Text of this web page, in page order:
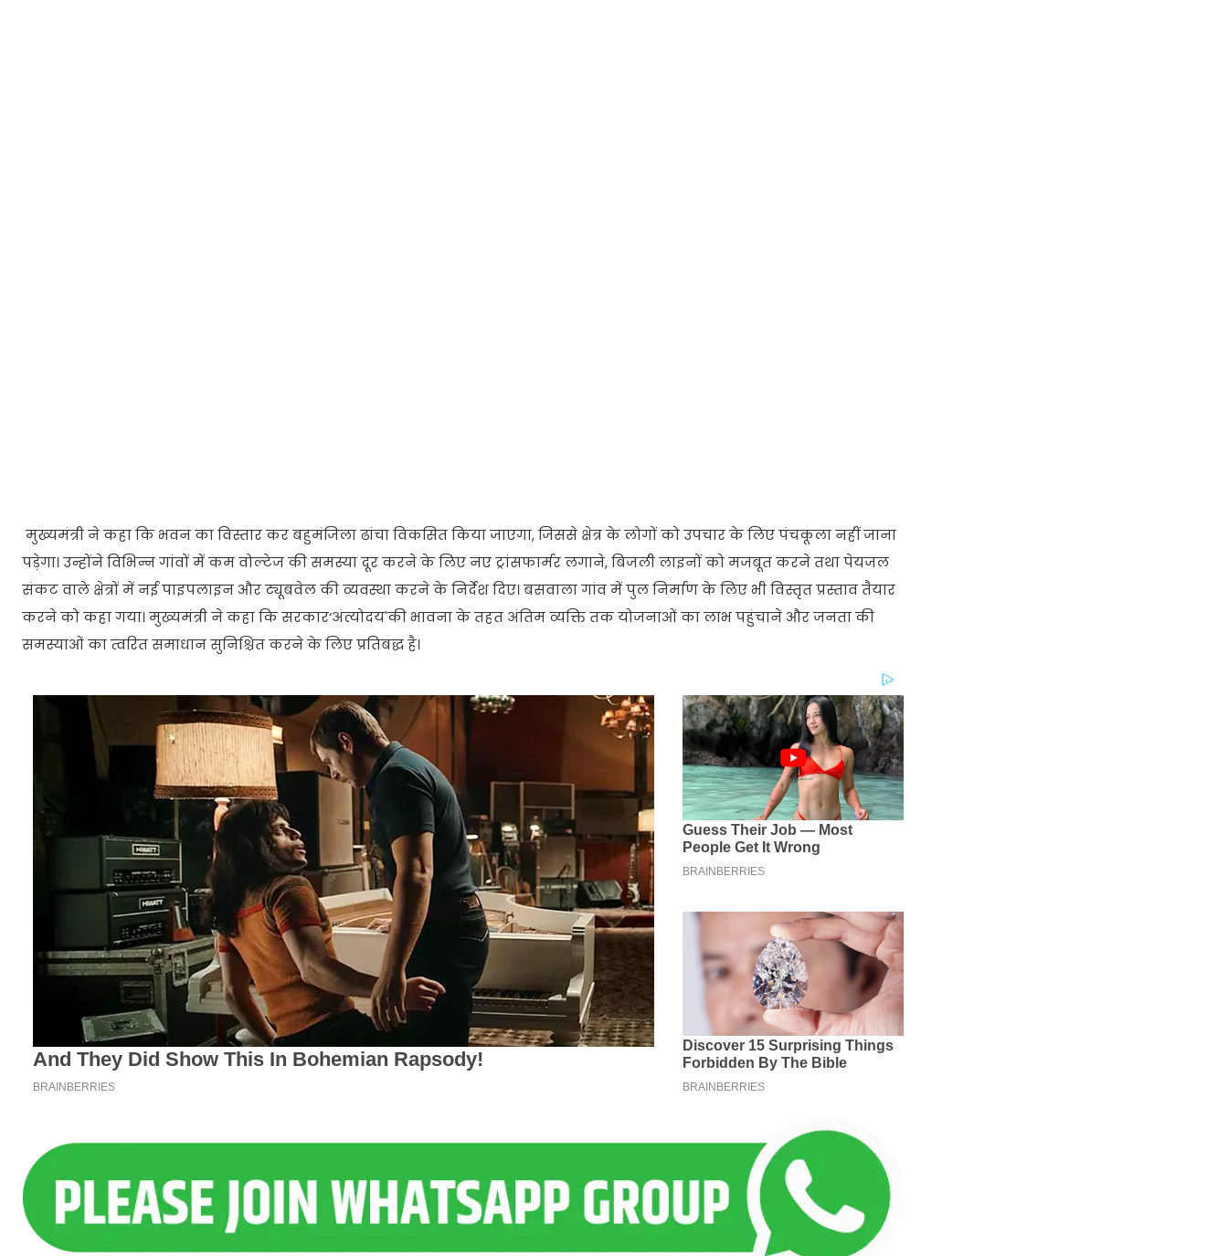
मुख्यमंत्री ने कहा कि भवन का विस्तार कर बहुमंजिला ढांचा विकसित किया जाएगा, जिससे क्षेत्र के लोगों को उपचार के लिए पंचकूला नहीं जाना
पड़ेगा। उन्होंने विभिन्न गांवों में कम वोल्टेज की समस्या दूर करने के लिए नए ट्रांसफार्मर लगाने, बिजली लाइनों को मजबूत करने तथा पेयजल
संकट वाले क्षेत्रों में नई पाइपलाइन और ट्यूबवेल की व्यवस्था करने के निर्देश दिए। बसवाला गांव में पुल निर्माण के लिए भी विस्तृत प्रस्ताव तैयार
करने को कहा गया। मुख्यमंत्री ने कहा कि सरकार‘अंत्योदय'की भावना के तहत अंतिम व्यक्ति तक योजनाओं का लाभ पहुंचाने और जनता की
समस्याओं का त्वरित समाधान सुनिश्चित करने के लिए प्रतिबद्ध है।